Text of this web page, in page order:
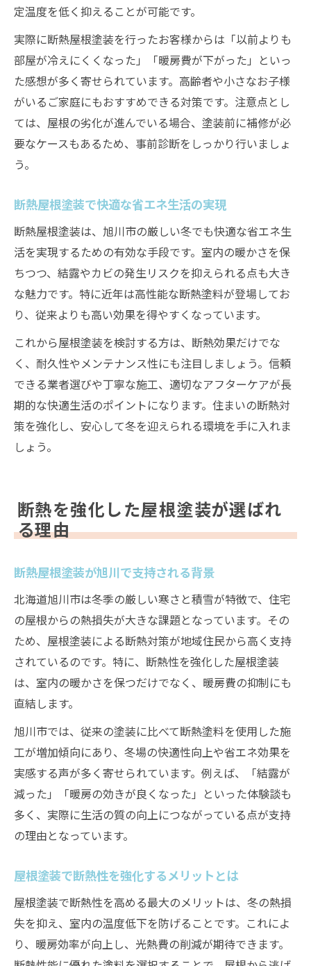
定温度を低く抑えることが可能です。
実際に断熱屋根塗装を行ったお客様からは「以前よりも
部屋が冷えにくくなった」「暖房費が下がった」といっ
た感想が多く寄せられています。高齢者や小さなお子様
がいるご家庭にもおすすめできる対策です。注意点とし
ては、屋根の劣化が進んでいる場合、塗装前に補修が必
要なケースもあるため、事前診断をしっかり行いましょ
う。
断熱屋根塗装で快適な省エネ生活の実現
断熱屋根塗装は、旭川市の厳しい冬でも快適な省エネ生
活を実現するための有効な手段です。室内の暖かさを保
ちつつ、結露やカビの発生リスクを抑えられる点も大き
な魅力です。特に近年は高性能な断熱塗料が登場してお
り、従来よりも高い効果を得やすくなっています。
これから屋根塗装を検討する方は、断熱効果だけでな
く、耐久性やメンテナンス性にも注目しましょう。信頼
できる業者選びや丁寧な施工、適切なアフターケアが長
期的な快適生活のポイントになります。住まいの断熱対
策を強化し、安心して冬を迎えられる環境を手に入れま
しょう。
断熱を強化した屋根塗装が選ばれ
る理由
断熱屋根塗装が旭川で支持される背景
北海道旭川市は冬季の厳しい寒さと積雪が特徴で、住宅
の屋根からの熱損失が大きな課題となっています。その
ため、屋根塗装による断熱対策が地域住民から高く支持
されているのです。特に、断熱性を強化した屋根塗装
は、室内の暖かさを保つだけでなく、暖房費の抑制にも
直結します。
旭川市では、従来の塗装に比べて断熱塗料を使用した施
工が増加傾向にあり、冬場の快適性向上や省エネ効果を
実感する声が多く寄せられています。例えば、「結露が
減った」「暖房の効きが良くなった」といった体験談も
多く、実際に生活の質の向上につながっている点が支持
の理由となっています。
屋根塗装で断熱性を強化するメリットとは
屋根塗装で断熱性を高める最大のメリットは、冬の熱損
失を抑え、室内の温度低下を防げることです。これによ
り、暖房効率が向上し、光熱費の削減が期待できます。